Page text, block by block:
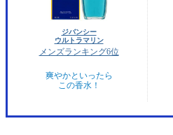
ジバンシー
ウルトラマリン
メンズランキング6位
爽やかといったら
この香水！